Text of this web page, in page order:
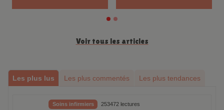
Voir tous les articles
Les plus lus Les plus commentés Les plus tendances
Soins infirmiers 253472 lectures